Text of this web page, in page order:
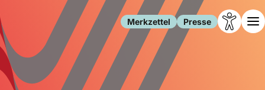
Merkzettel Presse
Leben Gesellschaft